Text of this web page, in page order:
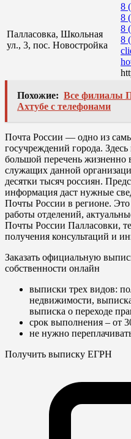
Палласовка, Школьная
ул., 3, пос. Новостройка
8
8
8
8
Похожие: Все филиалы
Ахтубе с телефонами
Почта России — одно из
госучреждений города.
большой перечень
служащих данной
десятки тысяч россиян.
информация даст нужные
Почты России в регионе. Это
работы отделений,
Почты России Палласовки,
получения консультаций и
Заказать официальную
собственности онлайн
выписки трех видов:
недвижимости,
выписка о переходе
срок выполнения – от
не нужно
Получить выписку ЕГРН